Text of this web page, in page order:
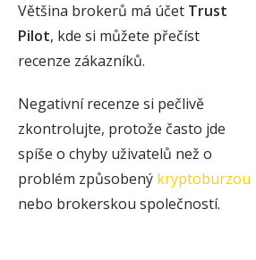
Většina brokerů má účet Trust
Pilot, kde si můžete přečíst
recenze zákazníků.
Negativní recenze si pečlivě
zkontrolujte, protože často jde
spíše o chyby uživatelů než o
problém způsobený kryptoburzou
nebo brokerskou společností.